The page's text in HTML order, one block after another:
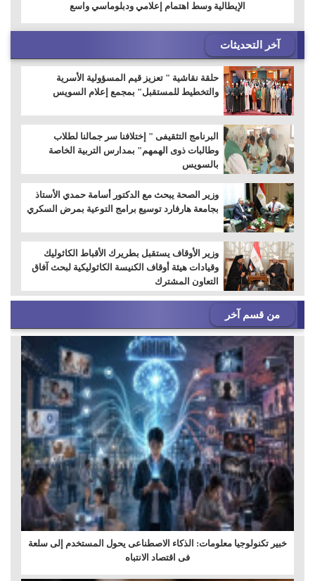
الإيطالية وسط اهتمام إعلامي ودبلوماسي واسع
آخر التحديثات
حلقة نقاشية " تعزيز قيم المسؤولية الأسرية
والتخطيط للمستقبل" بمجمع إعلام السويس
البرنامج التثقيفى " إختلافنا سر جمالنا لطلاب
وطالبات ذوى الهمهم" بمدارس التربية الخاصة
بالسويس
وزير الصحة يبحث مع الدكتور أسامة حمدي الأستاذ
بجامعة هارفارد توسيع برامج التوعية بمرض السكري
وزير الأوقاف يستقبل بطريرك الأقباط الكاثوليك
وقيادات هيئة أوقاف الكنيسة الكاثوليكية لبحث آفاق
التعاون المشترك
من قسم آخر
خبير تكنولوجيا معلومات: الذكاء الاصطناعى يحول المستخدم إلى سلعة
فى اقتصاد الانتباه